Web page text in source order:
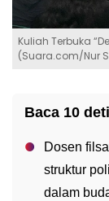
Kuliah Terbuka
(Suara.com/Nur
Baca 10
Dosen
struktur
dalam